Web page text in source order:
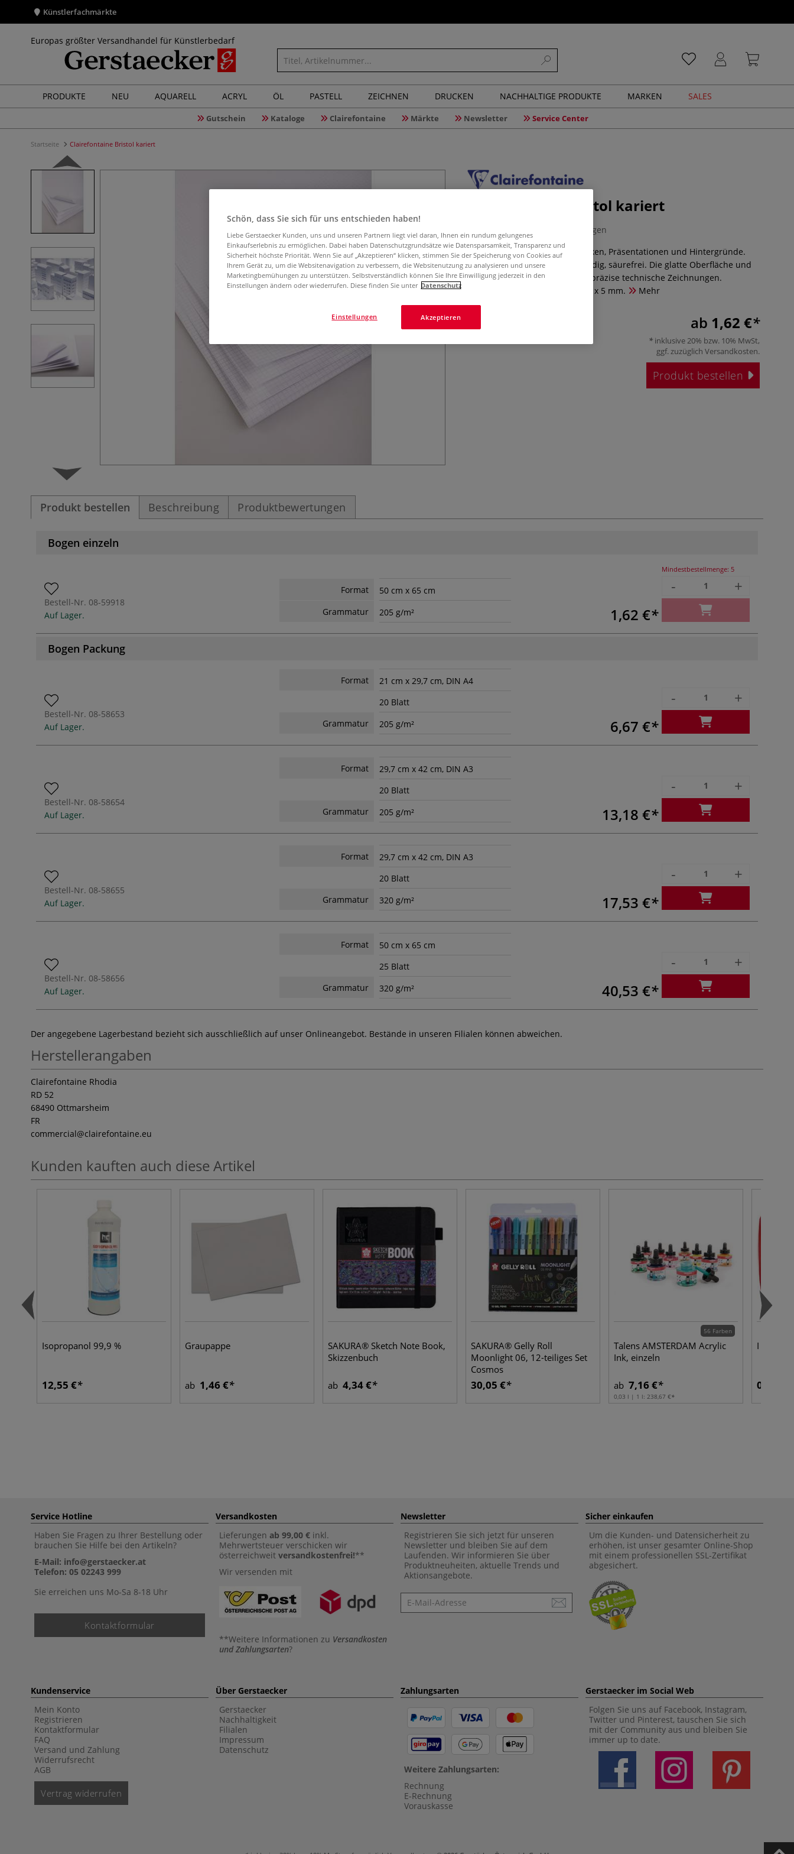
Künstlerfachmärkte
Europas größter Versandhandel für Künstlerbedarf
PRODUKTE NEU AQUARELL ACRYL ÖL PASTELL ZEICHNEN DRUCKEN NACHHALTIGE PRODUKTE MARKEN SALES
Gutschein Kataloge Clairefontaine Märkte Newsletter Service Center
Startseite Clairefontaine Bristol kariert
Clairefontaine Bristol kariert
0 Bewertungen
Ideal für trockene Zeichentechniken, Präsentationen und Hintergründe.
100 % Zellulose, alterungsbeständig, säurefrei. Die glatte Oberfläche und
das karierte Raster ermöglichen präzise technische Zeichnungen.
Extraweiß, kariertes Raster 5 mm x 5 mm.
Mehr
ab 1,62 €
inklusive 20% bzw. 10% MwSt,
ggf. zuzüglich Versandkosten.
Produkt bestellen
Produkt bestellen Beschreibung Produktbewertungen
Bogen einzeln
Bestell-Nr. 08-59918
Auf Lager.
Format
50 cm x 65 cm
Grammatur
205 g/m² 1,62 €
Mindestbestellmenge: 5
- +
Bogen Packung
Bestell-Nr. 08-58653
Auf Lager.
Format
21 cm x 29,7 cm, DIN A4
20 Blatt
Grammatur
205 g/m² 6,67 €
- +
Bestell-Nr. 08-58654
Auf Lager.
Format
29,7 cm x 42 cm, DIN A3
20 Blatt
Grammatur
205 g/m² 13,18 €
- +
Bestell-Nr. 08-58655
Auf Lager.
Format
29,7 cm x 42 cm, DIN A3
20 Blatt
Grammatur
320 g/m² 17,53 €
- +
Bestell-Nr. 08-58656
Auf Lager.
Format
50 cm x 65 cm
25 Blatt
Grammatur
320 g/m² 40,53 €
- +
Der angegebene Lagerbestand bezieht sich ausschließlich auf unser Onlineangebot. Bestände in unseren Filialen können abweichen.
Herstellerangaben
Clairefontaine Rhodia
RD 52
68490 Ottmarsheim
FR
commercial@clairefontaine.eu
Kunden kauften auch diese Artikel
Isopropanol 99,9 %
12,55 €
Graupappe
ab 1,46 €
SAKURA® Sketch Note Book,
Skizzenbuch
ab 4,34 €
SAKURA® Gelly Roll
Moonlight 06, 12-teiliges Set
Cosmos
30,05 €
56 Farben
Talens AMSTERDAM Acrylic
Ink, einzeln
ab 7,16 €
0,03 l | 1 l: 238,67 €
I LOVE
0,96 €
Service Hotline
Haben Sie Fragen zu Ihrer Bestellung oder
brauchen Sie Hilfe bei den Artikeln?
E-Mail: info@gerstaecker.at
Telefon: 05 02243 999
Sie erreichen uns Mo-Sa 8-18 Uhr
Kontaktformular
Versandkosten
Lieferungen ab 99,00 € inkl.
Mehrwertsteuer verschicken wir
österreichweit versandkostenfrei!**
Wir versenden mit
**Weitere Informationen zu Versandkosten
und Zahlungsarten?
Newsletter
Registrieren Sie sich jetzt für unseren
Newsletter und bleiben Sie auf dem
Laufenden. Wir informieren Sie über
Produktneuheiten, aktuelle Trends und
Aktionsangebote.
Newsletter
Sicher einkaufen
Um die Kunden- und Datensicherheit zu
erhöhen, ist unser gesamter Online-Shop
mit einem professionellen SSL-Zertifikat
abgesichert.
Kundenservice
Mein Konto
Registrieren
Kontaktformular
FAQ
Versand und Zahlung
Widerrufsrecht
AGB
Vertrag widerrufen
Über Gerstaecker
Gerstaecker
Nachhaltigkeit
Filialen
Impressum
Datenschutz
Zahlungsarten
Weitere Zahlungsarten:
Rechnung
E-Rechnung
Vorauskasse
Gerstaecker im Social Web
Folgen Sie uns auf Facebook, Instagram,
Twitter und Pinterest, tauschen Sie sich
mit der Community aus und bleiben Sie
immer up to date.
Schön, dass Sie sich für uns entschieden haben!
Liebe Gerstaecker Kunden, uns und unseren Partnern liegt viel daran, Ihnen ein rundum gelungenes
Einkaufserlebnis zu ermöglichen. Dabei haben Datenschutzgrundsätze wie Datensparsamkeit, Transparenz und
Sicherheit höchste Priorität. Wenn Sie auf „Akzeptieren“ klicken, stimmen Sie der Speicherung von Cookies auf
Ihrem Gerät zu, um die Websitenavigation zu verbessern, die Websitenutzung zu analysieren und unsere
Marketingbemühungen zu unterstützen. Selbstverständlich können Sie Ihre Einwilligung jederzeit in den
Einstellungen ändern oder wiederrufen. Diese finden Sie unter Datenschutz
Akzeptieren
Einstellungen